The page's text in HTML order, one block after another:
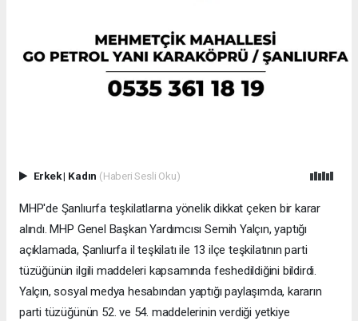
Erkek| Kadın (Haberi Sesli Oku)
MHP'de Şanlıurfa teşkilatlarına yönelik dikkat çeken bir karar
alındı. MHP Genel Başkan Yardımcısı Semih Yalçın, yaptığı
açıklamada, Şanlıurfa il teşkilatı ile 13 ilçe teşkilatının parti
tüzüğünün ilgili maddeleri kapsamında feshedildiğini bildirdi.
Yalçın, sosyal medya hesabından yaptığı paylaşımda, kararın
parti tüzüğünün 52. ve 54. maddelerinin verdiği yetkiye